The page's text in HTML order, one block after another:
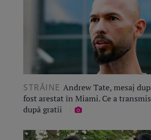
STRĂINE Andrew Tate, mesaj
fost arestat în Miami. Ce a
după gratii